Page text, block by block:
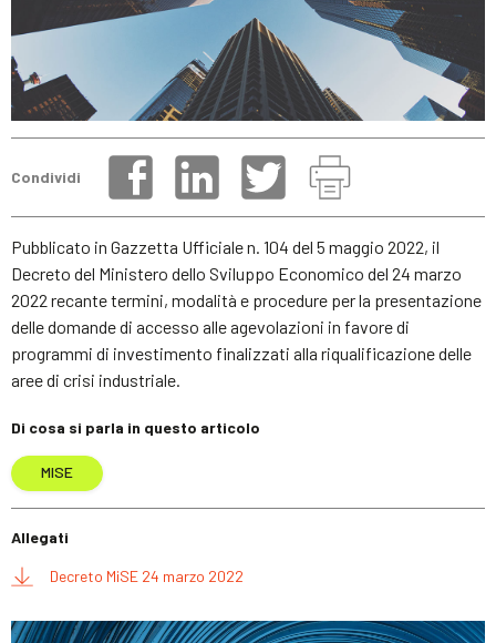
Condividi
Pubblicato in Gazzetta Ufficiale n. 104 del 5 maggio 2022, il
Decreto del Ministero dello Sviluppo Economico del 24 marzo
2022 recante termini, modalità e procedure per la presentazione
delle domande di accesso alle agevolazioni in favore di
programmi di investimento finalizzati alla riqualificazione delle
aree di crisi industriale.
Di cosa si parla in questo articolo
MISE
Allegati
Decreto MiSE 24 marzo 2022